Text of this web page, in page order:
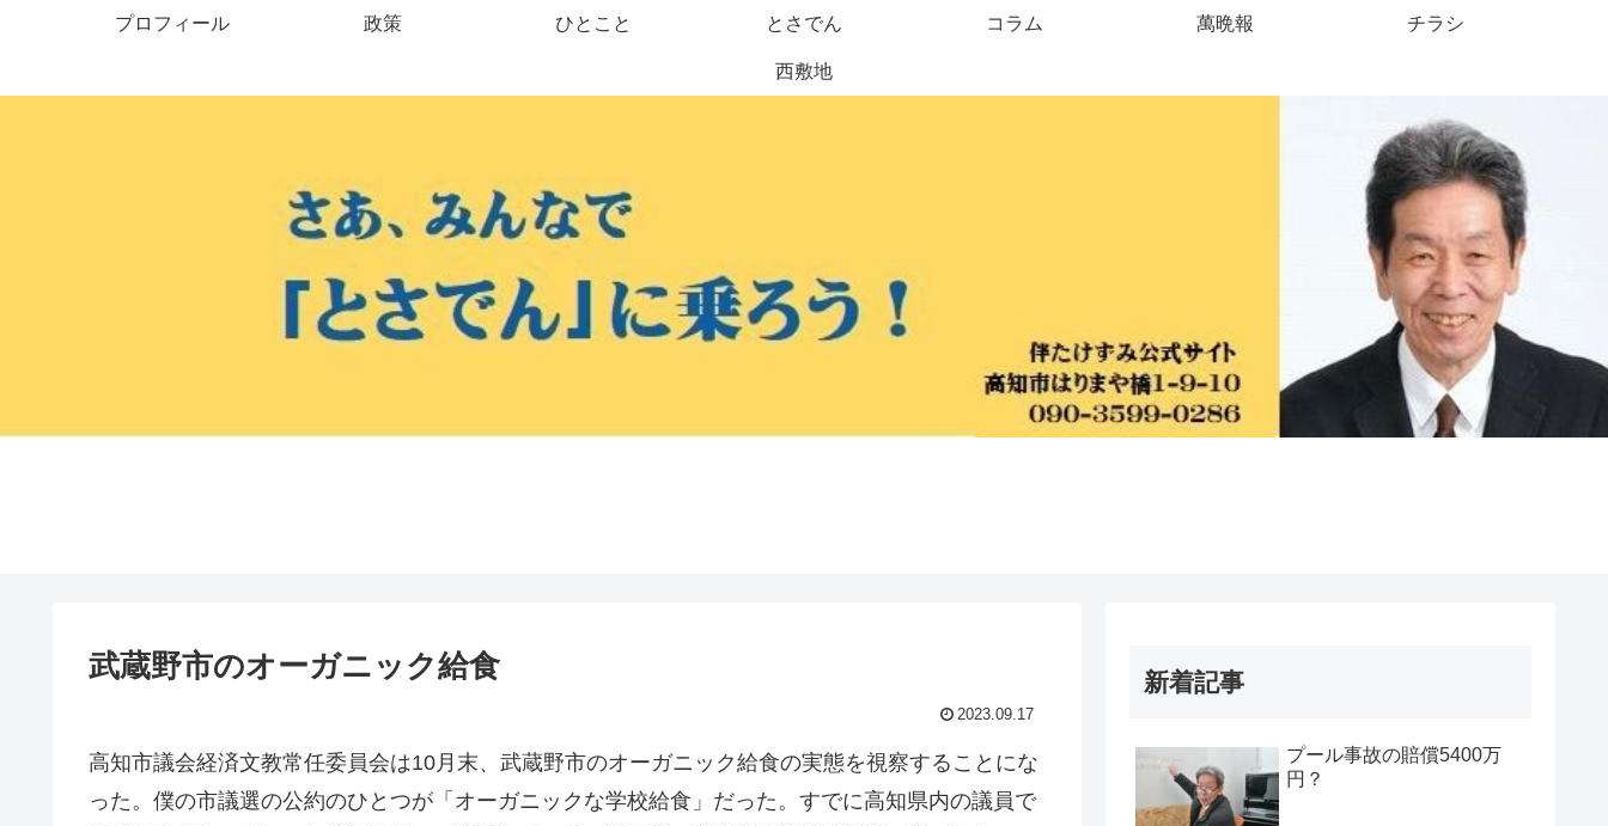
プロフィール 政策 ひとこと とさでん コラム 萬晩報 チラシ
西敷地
武蔵野市のオーガニック給食
2023.09.17
高知市議会経済文教常任委員会は10月末、武蔵野市のオーガニック給食の実態を視察することにな
った。僕の市議選の公約のひとつが「オーガニックな学校給食」だった。すでに高知県内の議員で
新着記事
プール事故の賠償5400万
円？